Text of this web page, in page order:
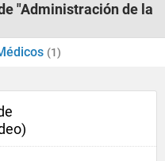
"Administración de la
(1)